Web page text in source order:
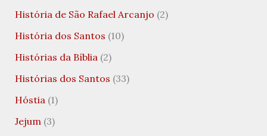
História de São Rafael Arcanjo (2)
História dos Santos (10)
Histórias da Bíblia(2)
Histórias dos Santos (33)
Hóstia(1)
Jejum(3)